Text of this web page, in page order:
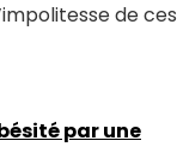
de ces
par une